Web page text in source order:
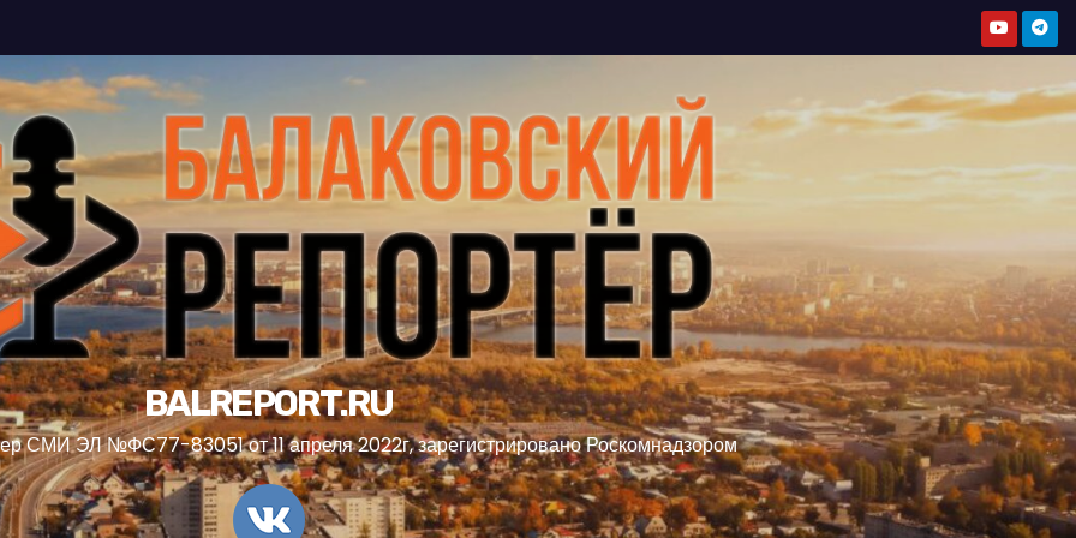
BALREPORT.RU
СМИ ЭЛ №ФС77-83051 от 11 апреля 2022г, зарегистрировано Роскомнадзором